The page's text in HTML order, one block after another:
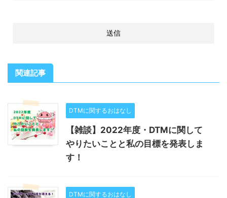
関連記事
DTMに関するおはなし
【雑談】2022年度・DTMに関して
やりたいことと私の目標を発表しま
す！
DTMに関するおはなし